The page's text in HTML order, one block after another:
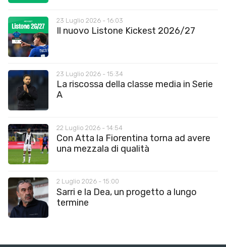
23 Luglio 2026 - 16:03
Il nuovo Listone Kickest 2026/27
23 Luglio 2026 - 15:34
La riscossa della classe media in Serie
A
22 Luglio 2026 - 14:54
Con Atta la Fiorentina torna ad avere
una mezzala di qualità
2 Luglio 2026 - 15:00
Sarri e la Dea, un progetto a lungo
termine